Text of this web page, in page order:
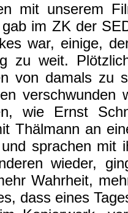
mit unserem
im ZK der
war, einige,
zu weit.
von damals zu
wie Ernst
Thälmann an
sprachen mit
wieder,
Wahrheit,
dass eines